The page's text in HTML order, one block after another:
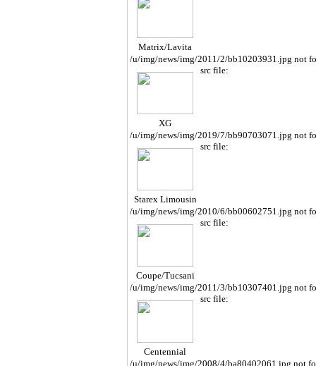
Matrix/Lavita
/u/img/news/img/2011/2/bb10203931.jpg not
XG
src file:
/u/img/news/img/2019/7/bb90703071.jpg not
Starex Limousin
e
src file:
/u/img/news/img/2010/6/bb00602751.jpg not
Coupe/Tucsani
src file:
/u/img/news/img/2011/3/bb10307401.jpg not
Centennial
src file:
/u/img/news/img/2008/4/ba80402061.jpg not